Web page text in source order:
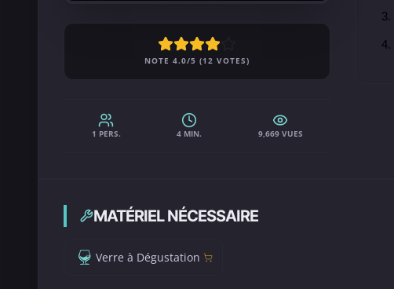
NOTE 4.0/5 (12 VOTES)
1 PERS. 4 MIN. 9,669 VUES
MATÉRIEL NÉCESSAIRE
Verre à Dégustation